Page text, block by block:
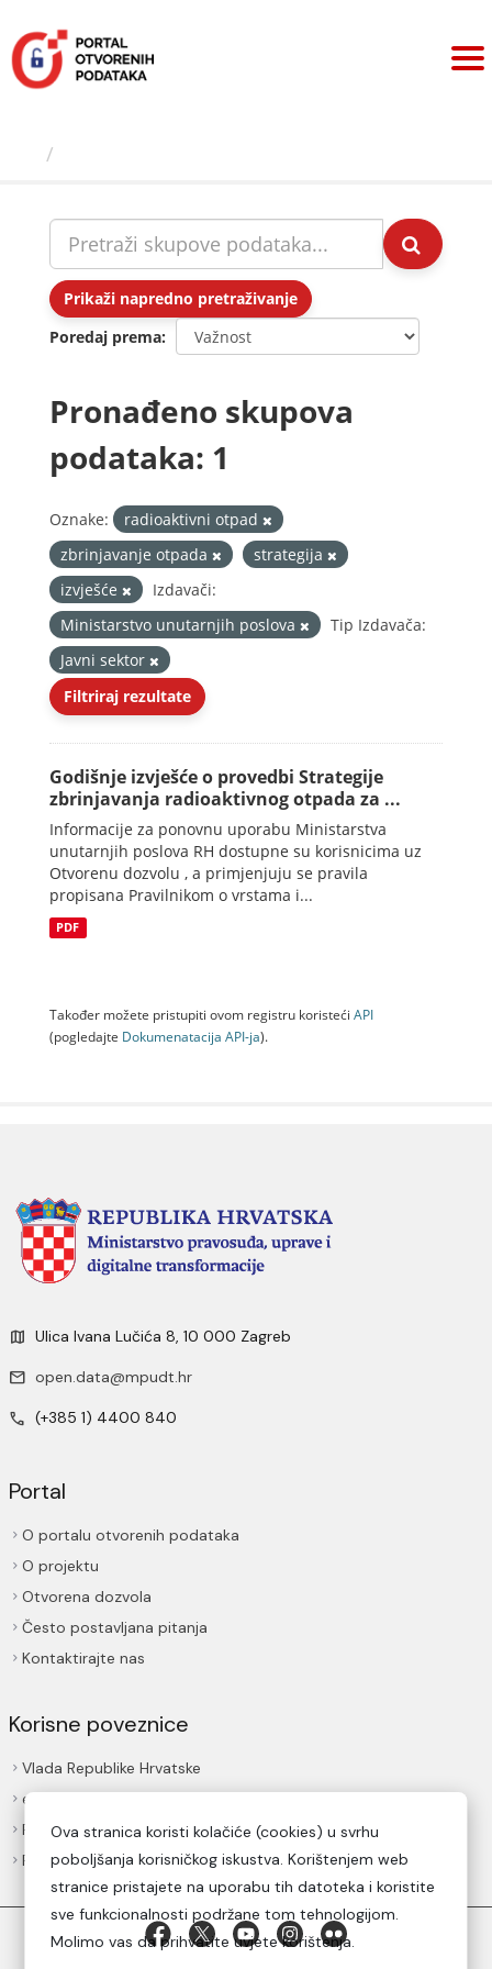
sadržaj
Prikaži napredno pretraživanje
Poredaj prema
Pronađeno skupova
podataka: 1
Oznake:
radioaktivni otpad
zbrinjavanje otpada
strategija
izvješće
Izdavači:
Ministarstvo unutarnjih poslova
Tip Izdavača:
Javni sektor
Filtriraj rezultate
Godišnje izvješće o provedbi Strategije
zbrinjavanja radioaktivnog otpada za ...
Informacije za ponovnu uporabu Ministarstva
unutarnjih poslova RH dostupne su korisnicima uz
Otvorenu dozvolu , a primjenjuju se pravila
propisana Pravilnikom o vrstama i...
PDF
Također možete pristupiti ovom registru koristeći API
(pogledajte Dokumenаtаcijа API-jа).